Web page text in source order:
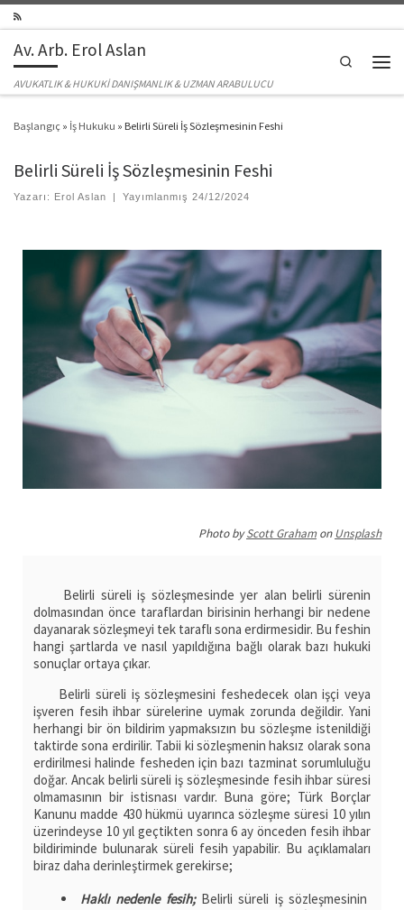
Av. Arb. Erol Aslan
AVUKATLIK & HUKUKİ DANIŞMANLIK & UZMAN ARABULUCU
Search
Başlangıç » İş Hukuku » Belirli Süreli İş Sözleşmesinin Feshi
Belirli Süreli İş Sözleşmesinin Feshi
Yazarı: Erol Aslan | Yayımlanmış 24/12/2024
Photo byScott Graham on Unsplash
Belirli süreli iş sözleşmesinde yer alan belirli sürenin
dolmasından önce taraflardan birisinin herhangi bir nedene
dayanarak sözleşmeyi tek taraflı sona erdirmesidir. Bu feshin
hangi şartlarda ve nasıl yapıldığına bağlı olarak bazı hukuki
sonuçlar ortaya çıkar.
Belirli süreli iş sözleşmesini feshedecek olan işçi veya
işveren fesih ihbar sürelerine uymak zorunda değildir. Yani
herhangi bir ön bildirim yapmaksızın bu sözleşme istenildiği
taktirde sona erdirilir. Tabii ki sözleşmenin haksız olarak sona
erdirilmesi halinde fesheden için bazı tazminat sorumluluğu
doğar. Ancak belirli süreli iş sözleşmesinde fesih ihbar süresi
olmamasının bir istisnası vardır. Buna göre; Türk Borçlar
Kanunu madde 430 hükmü uyarınca sözleşme süresi 10 yılın
üzerindeyse 10 yıl geçtikten sonra 6 ay önceden fesih ihbar
bildiriminde bulunarak süreli fesih yapabilir. Bu açıklamaları
biraz daha derinleştirmek gerekirse;
Haklı nedenle fesih; Belirli süreli iş sözleşmesinin